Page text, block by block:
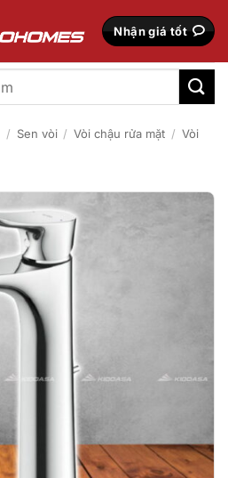
Nhận giá tốt
/ Sen vòi / Vòi chậu rửa mặt / Vòi